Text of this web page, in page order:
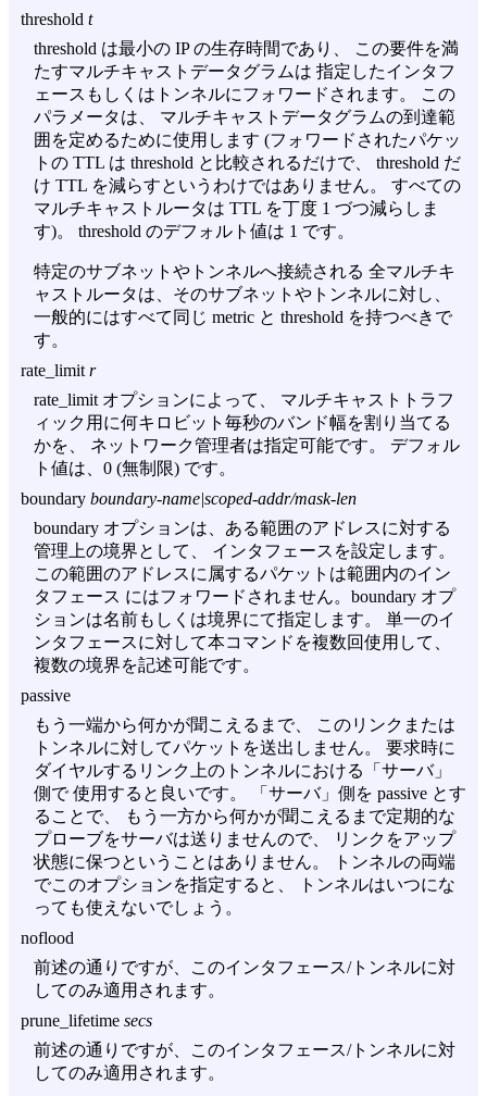
threshold t
threshold は最小の IP の生存時間であり、 この要件を満
たすマルチキャストデータグラムは 指定したインタフ
ェースもしくはトンネルにフォワードされます。 この
パラメータは、 マルチキャストデータグラムの到達範
囲を定めるために使用します (フォワードされたパケッ
トの TTL は threshold と比較されるだけで、 threshold だ
け TTL を減らすというわけではありません。 すべての
マルチキャストルータは TTL を丁度 1 づつ減らしま
す)。 threshold のデフォルト値は 1 です。
特定のサブネットやトンネルへ接続される 全マルチキ
ャストルータは、そのサブネットやトンネルに対し、
一般的にはすべて同じ metric と threshold を持つべきで
す。
rate_limit r
rate_limit オプションによって、 マルチキャストトラフ
ィック用に何キロビット毎秒のバンド幅を割り当てる
かを、 ネットワーク管理者は指定可能です。 デフォル
ト値は、0 (無制限) です。
boundary boundary-name|scoped-addr/mask-len
boundary オプションは、ある範囲のアドレスに対する
管理上の境界として、 インタフェースを設定します。
この範囲のアドレスに属するパケットは範囲内のイン
タフェース にはフォワードされません。boundary オプ
ションは名前もしくは境界にて指定します。 単一のイ
ンタフェースに対して本コマンドを複数回使用して、
複数の境界を記述可能です。
passive
もう一端から何かが聞こえるまで、 このリンクまたは
トンネルに対してパケットを送出しません。 要求時に
ダイヤルするリンク上のトンネルにおける「サーバ」
側で 使用すると良いです。 「サーバ」側を passive とす
ることで、 もう一方から何かが聞こえるまで定期的な
プローブをサーバは送りませんので、 リンクをアップ
状態に保つということはありません。 トンネルの両端
でこのオプションを指定すると、 トンネルはいつにな
っても使えないでしょう。
noflood
前述の通りですが、このインタフェース/トンネルに対
してのみ適用されます。
prune_lifetime secs
前述の通りですが、このインタフェース/トンネルに対
してのみ適用されます。